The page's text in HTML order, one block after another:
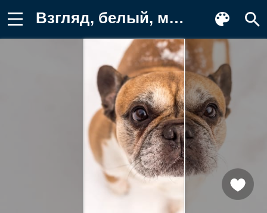
Взгляд, белый, морда, собака Картинка на телефон